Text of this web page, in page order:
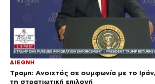
ΔΙΕΘΝΗ
Τραμπ: Ανοιχτός σε συμφωνία με το Ιράν,
τη στρατιωτική επιλογή